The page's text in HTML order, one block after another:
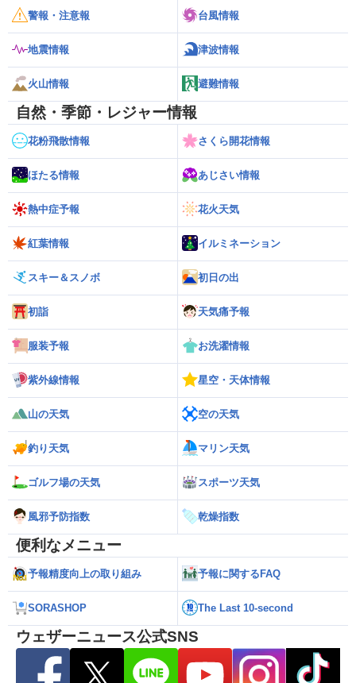
警報・注意報 台風情報
地震情報 津波情報
火山情報 避難情報
自然・季節・レジャー情報
花粉飛散情報 さくら開花情報
ほたる情報 あじさい情報
熱中症予報 花火天気
紅葉情報 イルミネーション
スキー＆スノボ 初日の出
初詣 天気痛予報
服装予報 お洗濯情報
紫外線情報 星空・天体情報
山の天気 空の天気
釣り天気 マリン天気
ゴルフ場の天気 スポーツ天気
風邪予防指数 乾燥指数
便利なメニュー
予報精度向上の取り組み 予報に関するFAQ
SORASHOP The Last 10-second
ウェザーニュース公式SNS